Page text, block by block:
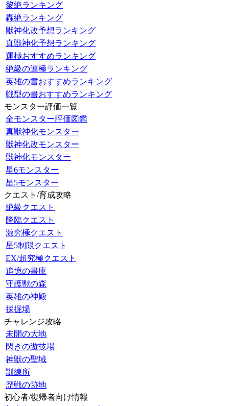
黎絶ランキング
轟絶ランキング
獣神化改予想ランキング
真獣神化予想ランキング
運極おすすめランキング
絶級の運極ランキング
英雄の書おすすめランキング
戦型の書おすすめランキング
モンスター評価一覧
全モンスター評価図鑑
真獣神化モンスター
獣神化改モンスター
獣神化モンスター
星6モンスター
星5モンスター
クエスト/育成攻略
絶級クエスト
降臨クエスト
激究極クエスト
星5制限クエスト
EX/超究極クエスト
追憶の書庫
守護獣の森
英雄の神殿
採掘場
チャレンジ攻略
未開の大地
閃きの遊技場
神獣の聖域
訓練所
歴戦の跡地
初心者/復帰者向け情報